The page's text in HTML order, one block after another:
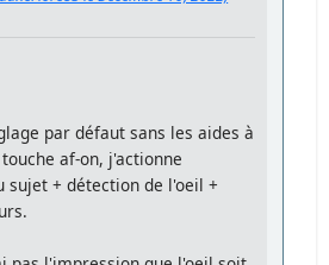
par défaut sans les aides à
af-on, j'actionne
sujet + détection de l'oeil +